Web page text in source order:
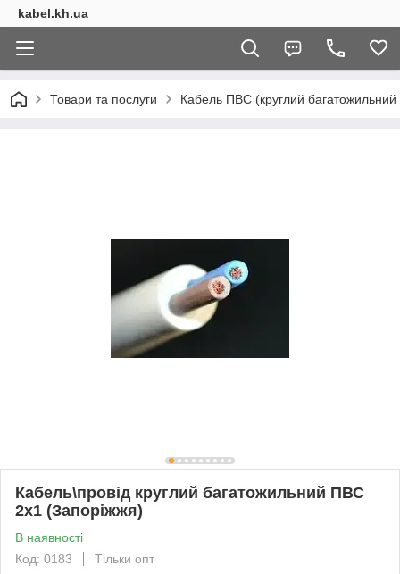
kabel.kh.ua
Товари та послуги Кабель ПВС (круглий багатожильний
Кабель\провід круглий багатожильний ПВС
2х1 (Запоріжжя)
В наявності
Код: 0183
Тільки опт